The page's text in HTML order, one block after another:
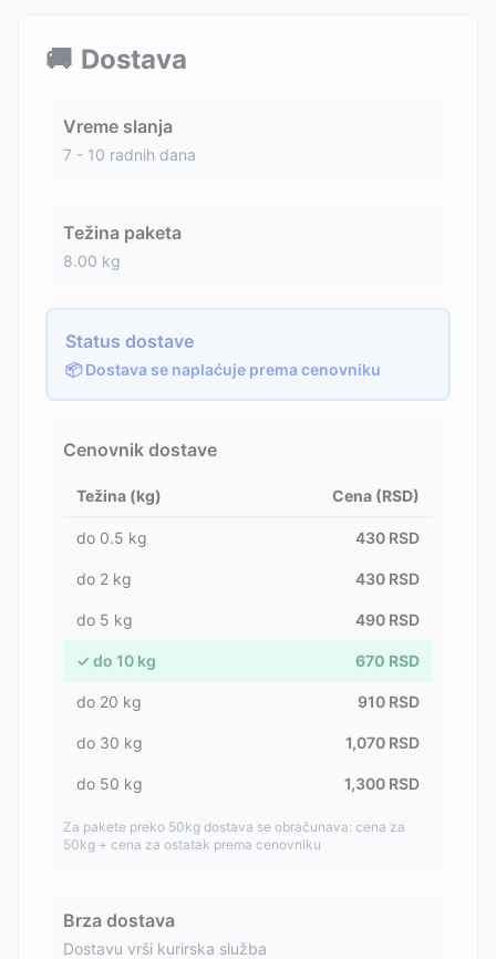
🚚 Dostava
Vreme slanja
7 - 10 radnih dana
Težina paketa
8.00 kg
Status dostave
📦 Dostava se naplaćuje prema cenovniku
Cenovnik dostave
Težina (kg) Cena (RSD)
do 0.5 kg 430 RSD
do 2 kg 430 RSD
do 5 kg 490 RSD
✓ do 10 kg 670 RSD
do 20 kg 910 RSD
do 30 kg 1,070 RSD
do 50 kg 1,300 RSD
Za pakete preko 50kg dostava se obračunava: cena za
50kg + cena za ostatak prema cenovniku
Brza dostava
Dostavu vrši kurirska služba